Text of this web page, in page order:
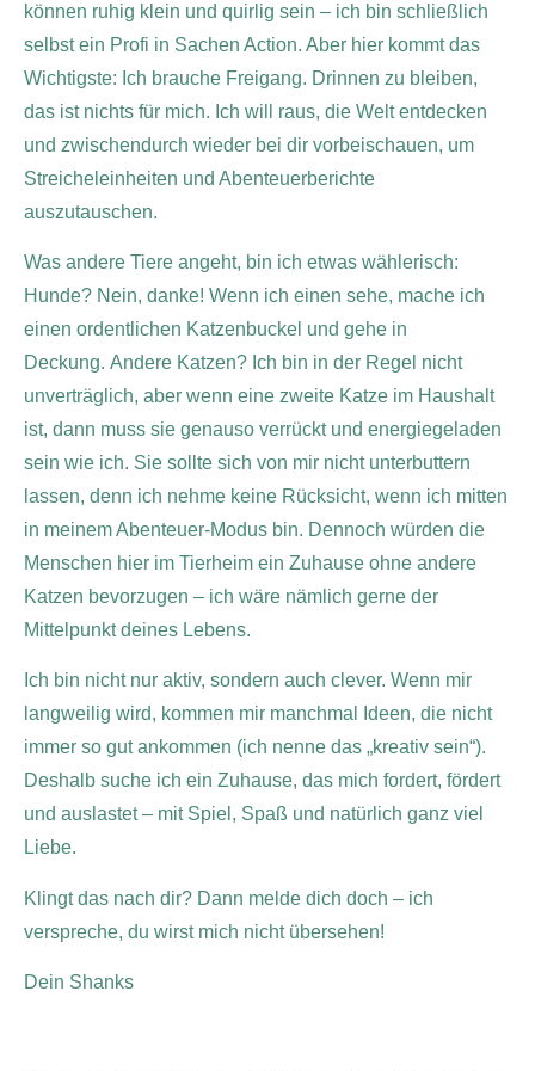
können ruhig klein und quirlig sein – ich bin schließlich
selbst ein Profi in Sachen Action. Aber hier kommt das
Wichtigste: Ich brauche Freigang. Drinnen zu bleiben,
das ist nichts für mich. Ich will raus, die Welt entdecken
und zwischendurch wieder bei dir vorbeischauen, um
Streicheleinheiten und Abenteuerberichte
auszutauschen.
Was andere Tiere angeht, bin ich etwas wählerisch:
Hunde? Nein, danke! Wenn ich einen sehe, mache ich
einen ordentlichen Katzenbuckel und gehe in
Deckung. Andere Katzen? Ich bin in der Regel nicht
unverträglich, aber wenn eine zweite Katze im Haushalt
ist, dann muss sie genauso verrückt und energiegeladen
sein wie ich. Sie sollte sich von mir nicht unterbuttern
lassen, denn ich nehme keine Rücksicht, wenn ich mitten
in meinem Abenteuer-Modus bin. Dennoch würden die
Menschen hier im Tierheim ein Zuhause ohne andere
Katzen bevorzugen – ich wäre nämlich gerne der
Mittelpunkt deines Lebens.
Ich bin nicht nur aktiv, sondern auch clever. Wenn mir
langweilig wird, kommen mir manchmal Ideen, die nicht
immer so gut ankommen (ich nenne das „kreativ sein“).
Deshalb suche ich ein Zuhause, das mich fordert, fördert
und auslastet – mit Spiel, Spaß und natürlich ganz viel
Liebe.
Klingt das nach dir? Dann melde dich doch – ich
verspreche, du wirst mich nicht übersehen!
Dein Shanks